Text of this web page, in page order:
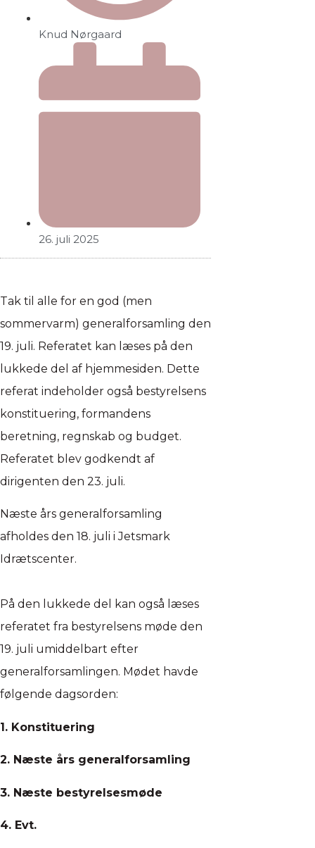
Knud Nørgaard
26. juli 2025
Tak til alle for en god (men
sommervarm) generalforsamling den
19. juli. Referatet kan læses på den
lukkede del af hjemmesiden. Dette
referat indeholder også bestyrelsens
konstituering, formandens
beretning, regnskab og budget.
Referatet blev godkendt af
dirigenten den 23. juli.
Næste års generalforsamling
afholdes den 18. juli i Jetsmark
Idrætscenter.
På den lukkede del kan også læses
referatet fra bestyrelsens møde den
19. juli umiddelbart efter
generalforsamlingen. Mødet havde
følgende dagsorden:
1. Konstituering
2. Næste års generalforsamling
3. Næste bestyrelsesmøde
4. Evt.